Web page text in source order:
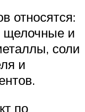
относятся:
щелочные и
соли
и
по